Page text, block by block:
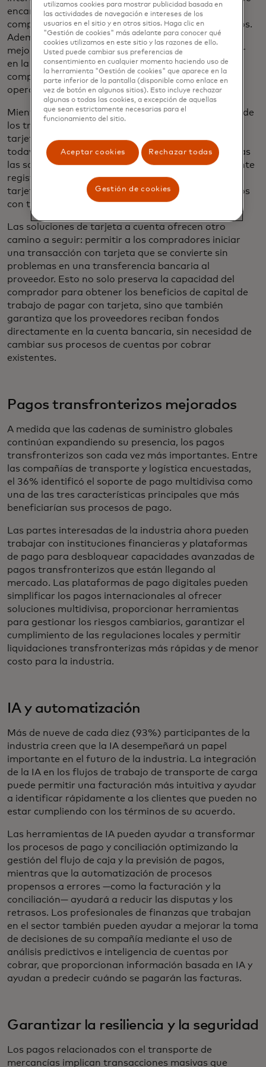
encarece el dinero y afecta significativamente a las
compañías que operan con márgenes muy estrechos.
Además, las VCN vienen con datos valiosos que
mejoran la conciliación. También se pueden integrar
en la plataforma ERP o B2B existente de una
compañía, lo que facilita la optimización de las
operaciones y la escala global.
Mientras tanto, el 63% de los transitarios y el 58% de
los transportistas nunca consideraron aceptar
tarjetas para el pago de fletes, lo que significa que
todavía hay un papel para otras soluciones, incluidas
las soluciones de comerciante principal o comerciante
registrado, que permiten al comprador pagar con
tarjeta incluso cuando el proveedor no acepta pagos
con tarjeta.
Las soluciones de tarjeta a cuenta ofrecen otro
camino a seguir: permitir a los compradores iniciar
una transacción con tarjeta que se convierte sin
problemas en una transferencia bancaria al
proveedor. Esto no solo preserva la capacidad del
comprador para obtener los beneficios de capital de
trabajo de pagar con tarjeta, sino que también
garantiza que los proveedores reciban fondos
directamente en la cuenta bancaria, sin necesidad de
cambiar sus procesos de cuentas por cobrar
existentes.
Pagos transfronterizos mejorados
A medida que las cadenas de suministro globales
continúan expandiendo su presencia, los pagos
transfronterizos son cada vez más importantes. Entre
las compañías de transporte y logística encuestadas,
el 36% identificó el soporte de pago multidivisa como
una de las tres características principales que más
beneficiarían sus procesos de pago.
Las partes interesadas de la industria ahora pueden
trabajar con instituciones financieras y plataformas
de pago para desbloquear capacidades avanzadas de
pagos transfronterizos que están llegando al
mercado. Las plataformas de pago digitales pueden
simplificar los pagos internacionales al ofrecer
soluciones multidivisa, proporcionar herramientas
para gestionar los riesgos cambiarios, garantizar el
cumplimiento de las regulaciones locales y permitir
liquidaciones transfronterizas más rápidas y de menor
costo para la industria.
IA y automatización
Más de nueve de cada diez (93%) participantes de la
industria creen que la IA desempeñará un papel
importante en el futuro de la industria. La integración
de la IA en los flujos de trabajo de transporte de carga
puede permitir una facturación más intuitiva y ayudar
a identificar rápidamente a los clientes que pueden no
estar cumpliendo con los términos de su acuerdo.
Las herramientas de IA pueden ayudar a transformar
los procesos de pago y conciliación optimizando la
gestión del flujo de caja y la previsión de pagos,
mientras que la automatización de procesos
propensos a errores —como la facturación y la
conciliación— ayudará a reducir las disputas y los
retrasos. Los profesionales de finanzas que trabajan
en el sector también pueden ayudar a mejorar la toma
de decisiones de su compañía mediante el uso de
análisis predictivos e inteligencia de cuentas por
cobrar, que proporcionan información basada en IA y
ayudan a predecir cuándo se pagarán las facturas.
Garantizar la resiliencia y la seguridad
Los pagos relacionados con el transporte de
mercancías implican transacciones masivas que
utilizamos cookies para mostrar publicidad basada en
las actividades de navegación e intereses de los
usuarios en el sitio y en otros sitios. Haga clic en
"Gestión de cookies" más adelante para conocer qué
cookies utilizamos en este sitio y las razones de ello.
Usted puede cambiar sus preferencias de
consentimiento en cualquier momento haciendo uso de
la herramienta "Gestión de cookies" que aparece en la
parte inferior de la pantalla (disponible como enlace en
vez de botón en algunos sitios). Esto incluye rechazar
algunas o todas las cookies, a excepción de aquellas
que sean estrictamente necesarias para el
funcionamiento del sitio.
Aceptar cookies Rechazar todas
Gestión de cookies